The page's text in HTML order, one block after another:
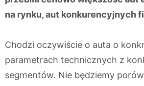
na rynku, aut konkurencyjnych
Chodzi oczywiście o auta o
parametrach technicznych z
segmentów. Nie będziemy